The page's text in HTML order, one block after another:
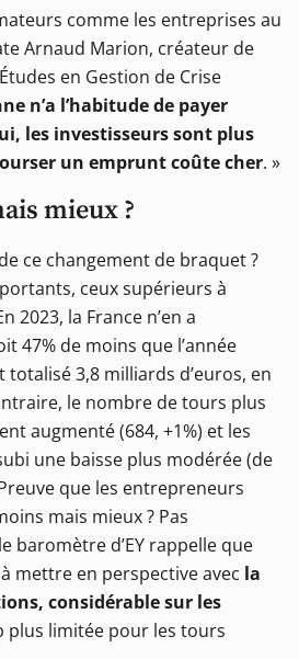
comme les entreprises au
Arnaud Marion, créateur de
en Gestion de Crise
n’a l’habitude de payer
les investisseurs sont plus
un emprunt coûte cher. »
mieux ?
ce changement de braquet ?
ceux supérieurs à
2023, la France n’en a
47% de moins que l’année
totalisé 3,8 milliards d’euros, en
le nombre de tours plus
augmenté (684, +1%) et les
une baisse plus modérée (de
que les entrepreneurs
mais mieux ? Pas
baromètre d’EY rappelle que
mettre en perspective avec la
considérable sur les
plus limitée pour les tours